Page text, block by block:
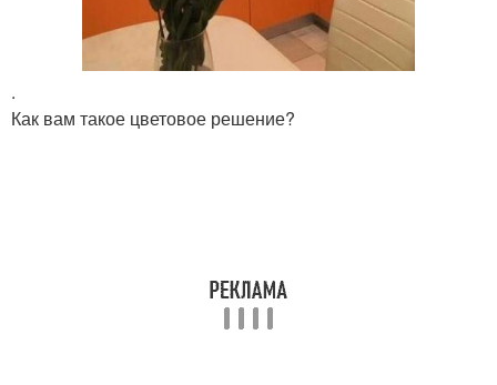
.
Как вам такое цветовое решение?